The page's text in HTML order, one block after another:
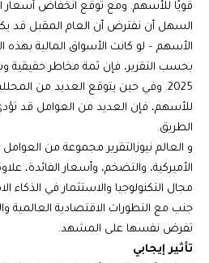
قويًا للأسهم. ومع توقع انخفاض أسعار
السهل أن نفترض أن العام المقبل قد
الأسهم – لو كانت الأسواق المالية بهذه
بحسب التقرير، فإن ثمة مخاطر حقيقية
2025. وفي حين يتوقع العديد من
للأسهم، فإن العديد من العوامل قد
الطريق.
و العالم نيوزالتقرير مجموعة من العوامل
الأميركية، والتضخم، وأسعار الفائدة،
مجال التكنولوجيا والاستثمار في الذكاء
جنب مع التطورات الاقتصادية العالمية
تفرض نفسها على المشهد.
تأثير إيجابي